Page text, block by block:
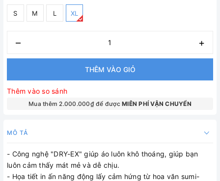
S M L XL
– +
THÊM VÀO GIỎ
Thêm vào so sánh
Mua thêm 2.000.000₫ để đượcMIÊN PHÍ VẬN CHUYỂN
MÔ TẢ
- Công nghệ "DRY-EX" giúp áo luôn khô thoáng, giúp bạn
luôn cảm thấy mát mẻ và dễ chịu.
- Họa tiết in ấn năng động lấy cảm hứng từ hoa văn sumi-